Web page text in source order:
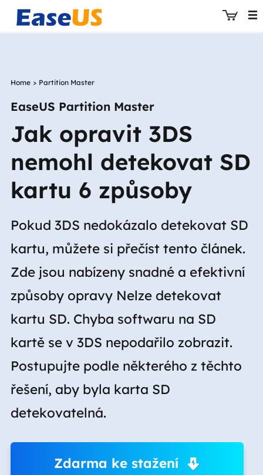
Home > Partition Master
EaseUS Partition Master
Jak opravit 3DS
nemohl detekovat SD
kartu 6 způsoby
Pokud 3DS nedokázalo detekovat SD
kartu, můžete si přečíst tento článek.
Zde jsou nabízeny snadné a efektivní
způsoby opravy Nelze detekovat
kartu SD. Chyba softwaru na SD
kartě se v 3DS nepodařilo zobrazit.
Postupujte podle některého z těchto
řešení, aby byla karta SD
detekovatelná.
Zdarma ke stažení